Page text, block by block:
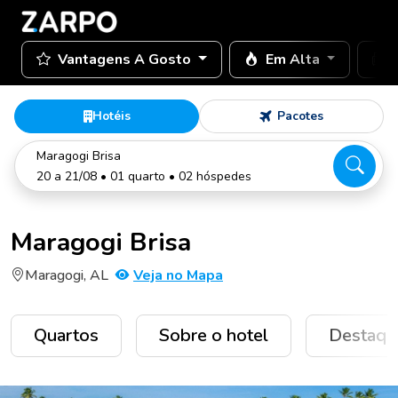
Vantagens A Gosto Em Alta
Hotéis Pacotes
Maragogi Brisa
20 a 21/08 • 01 quarto • 02 hóspedes
Maragogi Brisa
Maragogi, AL Veja no Mapa
Quartos Sobre o hotel